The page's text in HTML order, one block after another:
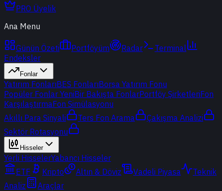
PRO Üyelik
Ana Menu
Günün Özeti Portföyüm Radar
Terminal
Endeksler
Fonlar
Yatırım FonlarıBES FonlarıBorsa Yatırım Fonu
Popüler Fonlar YeniBir Bakışta FonlarPortföy ŞirketleriFon
KarşılaştırmaFon Simülasyonu
Akıllı Para Sinyali
Ters Fon Arama
Çakışma Analizi
Sektör Rotasyonu
Hisseler
Yerli HisselerYabancı Hisseler
ETF
Kripto Altın & Döviz Vadeli Piyasa
Teknik
Analiz
Araçlar